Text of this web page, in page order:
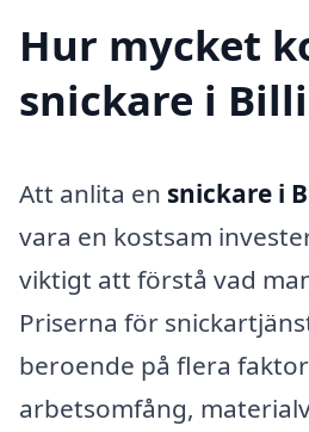
Hur mycket
snickare i
Att anlita en snickare i
vara en kostsam
viktigt att förstå vad
Priserna för
beroende på flera
arbetsomfång,